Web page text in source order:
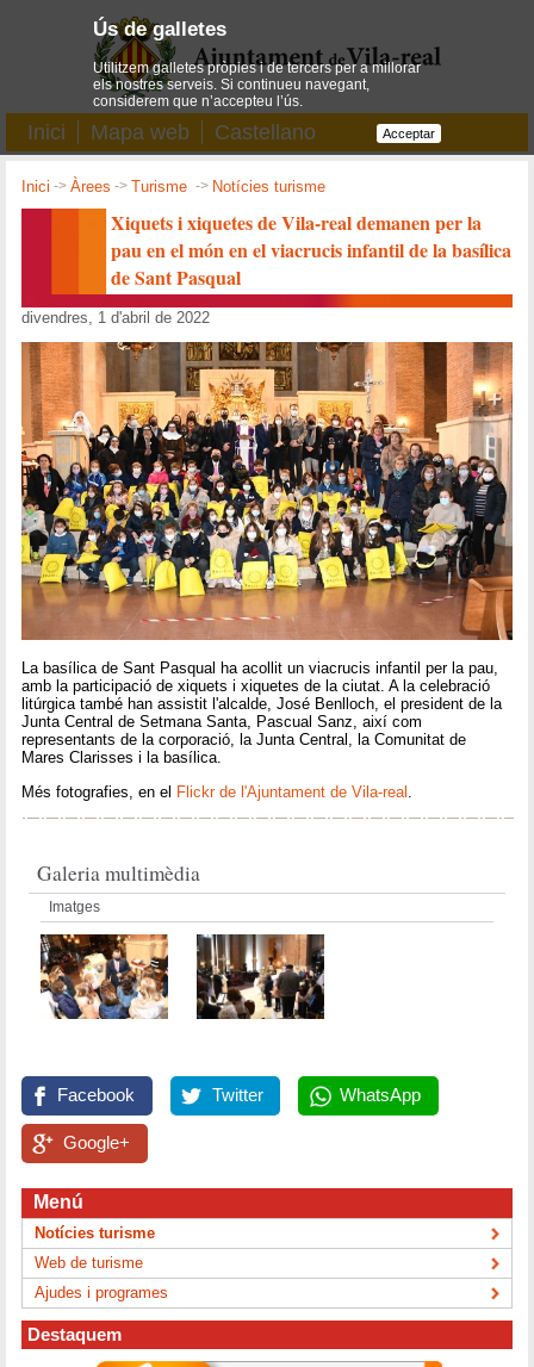
Inici Mapa web Castellano
Inici ->Àrees ->Turisme -> Notícies turisme
Xiquets i xiquetes de Vila-real demanen per la
pau en el món en el viacrucis infantil de la basílica
de Sant Pasqual
divendres, 1 d'abril de 2022
La basílica de Sant Pasqual ha acollit un viacrucis infantil per la pau,
amb la participació de xiquets i xiquetes de la ciutat. A la celebració
litúrgica també han assistit l'alcalde, José Benlloch, el president de la
Junta Central de Setmana Santa, Pascual Sanz, així com
representants de la corporació, la Junta Central, la Comunitat de
Mares Clarisses i la basílica.
Més fotografies, en el Flickr de l'Ajuntament de Vila-real
Galeria multimèdia
Imatges
Facebook Twitter WhatsApp
Google+
Menú
Notícies turisme
Web de turisme
Ajudes i programes
Destaquem
Ús de galletes
Utilitzem galletes pròpies i de tercers per a millorar
els nostres serveis. Si continueu navegant,
considerem que n’accepteu l’ús.
Acceptar